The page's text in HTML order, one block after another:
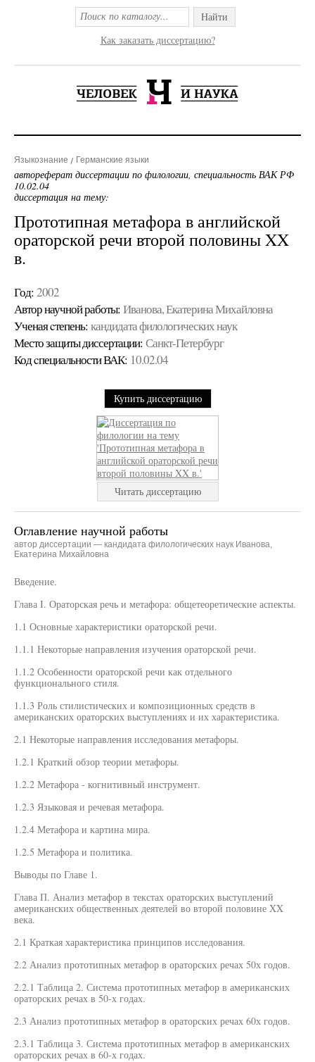
Найти
Как заказать диссертацию?
Языкознание Германские языки
автореферат диссертации по филологии, специальность ВАК РФ
10.02.04
диссертация на тему:
Прототипная метафора в английской
ораторской речи второй половины XX
в.
Год: 2002
Автор научной работы: Иванова, Екатерина Михайловна
Ученая cтепень: кандидата филологических наук
Место защиты диссертации: Санкт-Петербург
Код cпециальности ВАК: 10.02.04
Купить диссертацию
Читать диссертацию
Оглавление научной работы
автор диссертации — кандидата филологических наук Иванова,
Екатерина Михайловна
Введение.
Глава I. Ораторская речь и метафора: общетеоретические аспекты.
1.1 Основные характеристики ораторской речи.
1.1.1 Некоторые направления изучения ораторской речи.
1.1.2 Особенности ораторской речи как отдельного
функционального стиля.
1.1.3 Роль стилистических и композиционных средств в
американских ораторских выступлениях и их характеристика.
2.1 Некоторые направления исследования метафоры.
1.2.1 Краткий обзор теории метафоры.
1.2.2 Метафора - когнитивный инструмент.
1.2.3 Языковая и речевая метафора.
1.2.4 Метафора и картина мира.
1.2.5 Метафора и политика.
Выводы по Главе 1.
Глава П. Анализ метафор в текстах ораторских выступлений
американских общественных деятелей во второй половине XX
века.
2.1 Краткая характеристика принципов исследования.
2.2 Анализ прототипных метафор в ораторских речах 50х годов.
2.2.1 Таблица 2. Система прототипных метафор в американских
ораторских речах в 50-х годах.
2.3 Анализ прототипных метафор в ораторских речах 60х годов.
2.3.1 Таблица 3. Система прототипных метафор в американских
ораторских речах в 60-х годах.